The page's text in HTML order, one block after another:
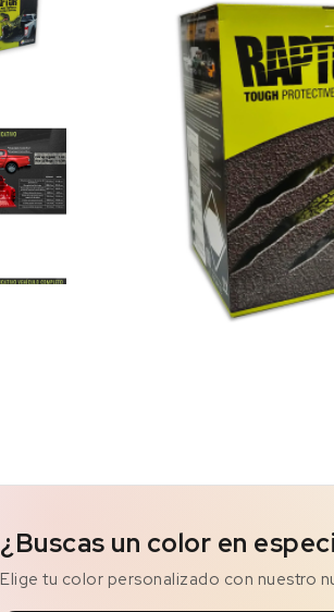
¿Buscas un color en
Elige tu color personalizado con nuestro